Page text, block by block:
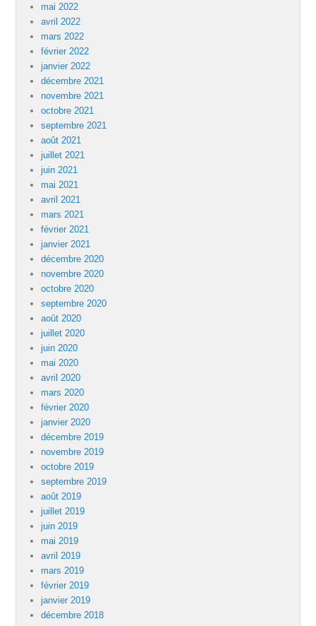
mai 2022
avril 2022
mars 2022
février 2022
janvier 2022
décembre 2021
novembre 2021
octobre 2021
septembre 2021
août 2021
juillet 2021
juin 2021
mai 2021
avril 2021
mars 2021
février 2021
janvier 2021
décembre 2020
novembre 2020
octobre 2020
septembre 2020
août 2020
juillet 2020
juin 2020
mai 2020
avril 2020
mars 2020
février 2020
janvier 2020
décembre 2019
novembre 2019
octobre 2019
septembre 2019
août 2019
juillet 2019
juin 2019
mai 2019
avril 2019
mars 2019
février 2019
janvier 2019
décembre 2018